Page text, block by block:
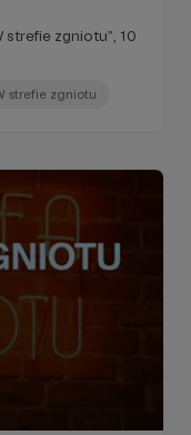
strefie zgniotu”, 10
strefie zgniotu